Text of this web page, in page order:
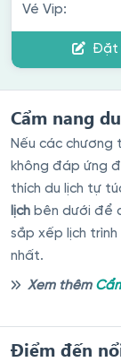
Vé Vip:
Đặt
Cẩm nang
Nếu các chương
không đáp ứng
thích du lịch tự
lịch bên dưới để
sắp xếp lịch
nhất.
Xem thêm
Điểm đến